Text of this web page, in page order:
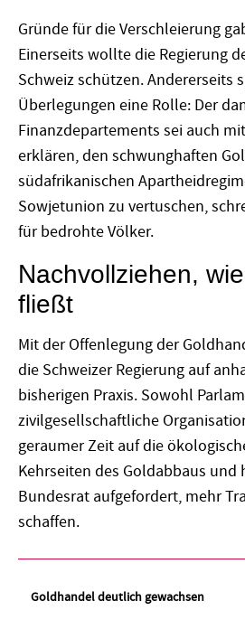
Gründe für die Verschleierung
Einerseits wollte die Regierung
Schweiz schützen. Andererseits
Überlegungen eine Rolle: Der
Finanzdepartements sei auch
erklären, den schwunghaften
südafrikanischen
Sowjetunion zu vertuschen,
für bedrohte Völker.
Nachvollziehen,
fließt
Mit der Offenlegung der
die Schweizer Regierung auf
bisherigen Praxis. Sowohl
zivilgesellschaftliche
geraumer Zeit auf die
Kehrseiten des Goldabbaus und
Bundesrat aufgefordert, mehr
schaffen.
Goldhandel deutlich gewachsen